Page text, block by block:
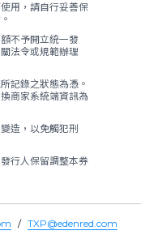
用，請自行妥善保
不予開立統一發
法令或規範辦理
記錄之狀態為憑。
商家系統端資訊為
造，以免觸犯刑
行人保留調整本券
/ TXP@edenred.com